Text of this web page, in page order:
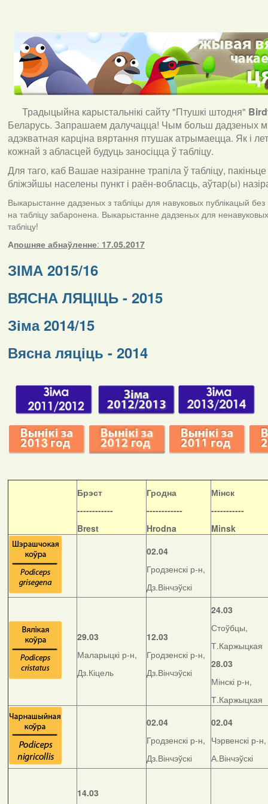
Традыцыйна карыстальнікі сайту "Птушкі штодня"
Беларусь. Запрашаем далучацца! Чым больш дадзеных
адэкватная карціна вяртання птушак атрымаецца. Як і
кожнай з абласцей будуць заносіцца ў табліцу.
Для таго, каб Вашае назіранне трапіла ў табліцу,
бліжэйшы населены пункт і раён-вобласць, аўтар(ы)
Выкарыстанне дадзеных з табліцы для навуковых публікацый без
на табліцу забаронена. Выкарыстанне дадзеных для
табліцу!
Апошняе абнаўленне: 17.05.2017
ЗІМА 2015/16
ВЯСНА ЛЯЦІЦЬ - 2015
Зіма 2014/15
Вясна ляціць - 2014
Брэст
------------
Brest
Гродна
------------
Hrodna
Мінск
-----------
Minsk
02.04
Гродзенскі р-н,
Дз.Вінчэўскі
29.03
Маларыцкі р-н,
Дз.Кіцель
12.03
Гродзенскі р-н,
Дз.Вінчэўскі
24.03
Стоўбцы,
Т.Каржыцкая
28.03
Мінскі р-н,
Т.Каржыцкая
02.04
Гродзенскі р-н,
Дз.Вінчэўскі
02.04
Чэрвенскі р-н,
А.Вінчэўскі
14.03